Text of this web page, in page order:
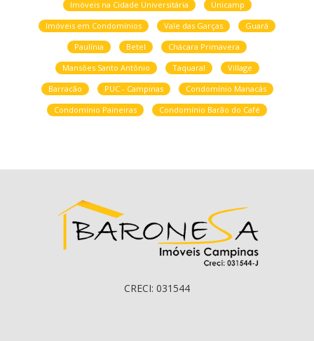
Imóveis na Cidade Universitária
Unicamp
Imóveis em Condomínios
Vale das Garças
Guará
Paulínia
Betel
Chácara Primavera
Mansões Santo Antônio
Taquaral
Village
Barracão
PUC - Campinas
Condomínio Manacás
Condomínio Paineiras
Condomínio Barão do Café
CRECI: 031544